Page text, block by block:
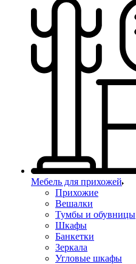
Мебель для прихожей
Прихожие
Вешалки
Тумбы и обувницы
Шкафы
Банкетки
Зеркала
Угловые шкафы